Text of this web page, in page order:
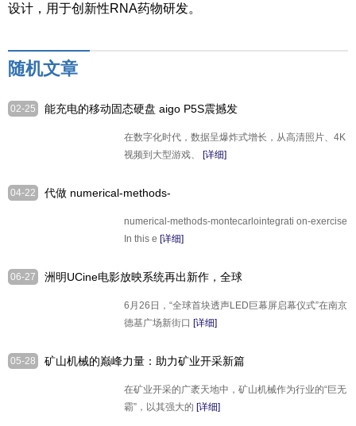
设计，用于创新性RNA药物研发。
随机文章
02-25
能充电的移动固态硬盘 aigo P5S震撼发
在数字化时代，数据呈爆炸式增长，从高清照片、4K
视频到大型游戏、 [详细]
04-22
代做 numerical-methods-
numerical-methods-montecarlointegrati on-exercise
In this e [详细]
06-27
洲明UCine电影放映系统再出新作，全球
6月26日，“全球首块透声LED巨幕屏启幕仪式”在南京
德基广场新街口 [详细]
05-28
矿山机械的巅峰力量：助力矿业开采新篇
在矿业开采的广袤天地中，矿山机械作为行业的“巨无
霸”，以其强大的 [详细]